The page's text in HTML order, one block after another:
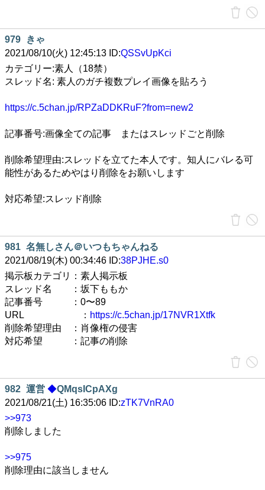
979
きゃ
2021/08/10(火) 12:45:13 ID:QSSvUpKci
カテゴリー:素人（18禁）
スレッド名: 素人のガチ複数プレイ画像を貼ろう
https://c.5chan.jp/RPZaDDKRuF?from=new2
記事番号:画像全ての記事 またはスレッドごと削除
削除希望理由:スレッドを立てた本人です。知人にバレる可
能性があるためやはり削除をお願いします
対応希望:スレッド削除
981 名無しさん＠いつもちゃんねる
2021/08/19(木) 00:34:46 ID:38PJHE.s0
掲示板カテゴリ：素人掲示板
スレッド名 ：坂下ももか
記事番号 ：0〜89
URL ： https://c.5chan.jp/17NVR1Xtfk
削除希望理由 ：肖像権の侵害
対応希望 ：記事の削除
982 運営 ◆QMqsICpAXg
2021/08/21(土) 16:35:06 ID:zTK7VnRA0
>>973
削除しました
>>975
削除理由に該当しません